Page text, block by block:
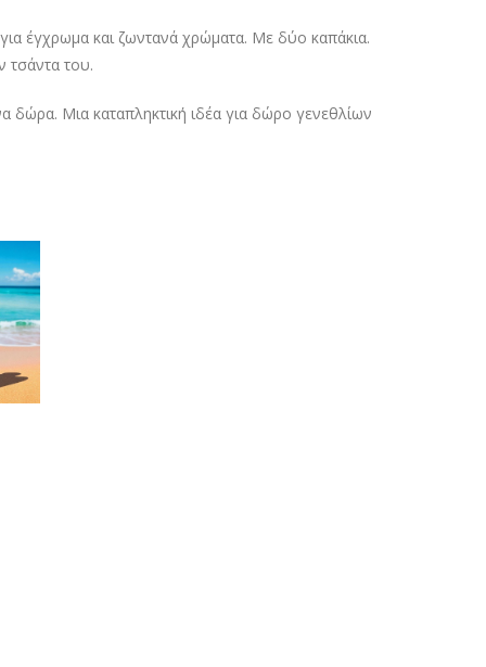
έγχρωμα και ζωντανά χρώματα. Με δύο καπάκια.
τσάντα του.
Μια καταπληκτική ιδέα για δώρο γενεθλίων